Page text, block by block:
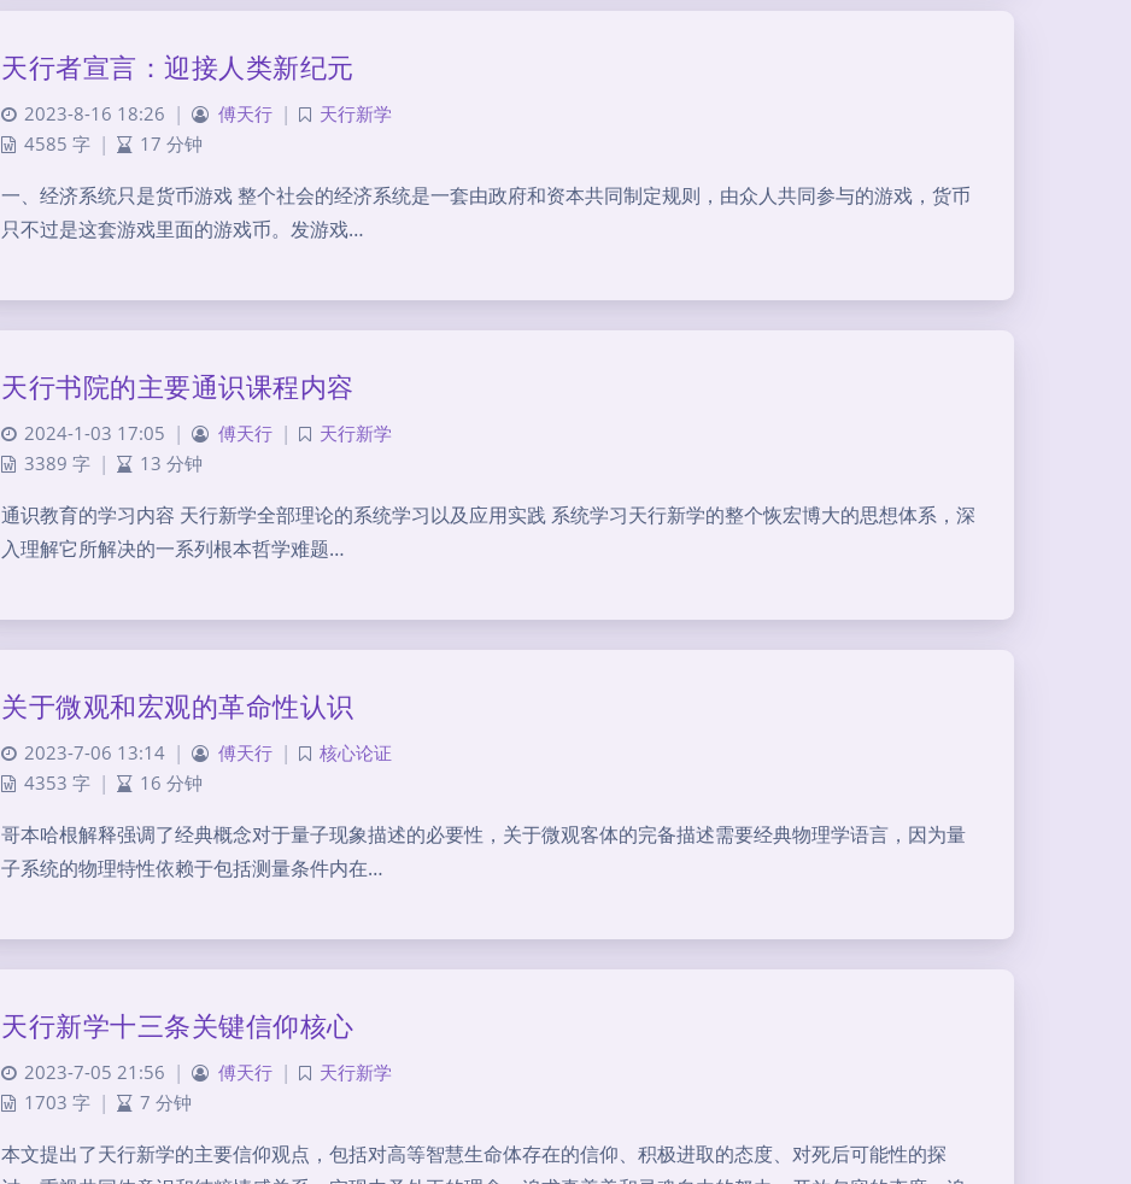
天行者宣言：迎接人类新纪元
2023-8-16 18:26 | 傅天行 |
天行新学
4585 字 | 17 分钟
一、经济系统只是货币游戏 整个社会的经济系统是一套由政府和资本共同制定规则，由众人共同参与的游戏，货币
只不过是这套游戏里面的游戏币。发游戏…
天行书院的主要通识课程内容
2024-1-03 17:05 | 傅天行 |
天行新学
3389 字 | 13 分钟
通识教育的学习内容 天行新学全部理论的系统学习以及应用实践 系统学习天行新学的整个恢宏博大的思想体系，深
入理解它所解决的一系列根本哲学难题…
关于微观和宏观的革命性认识
2023-7-06 13:14 | 傅天行 |
核心论证
4353 字 | 16 分钟
哥本哈根解释强调了经典概念对于量子现象描述的必要性，关于微观客体的完备描述需要经典物理学语言，因为量
子系统的物理特性依赖于包括测量条件内在…
天行新学十三条关键信仰核心
2023-7-05 21:56 | 傅天行 |
天行新学
1703 字 | 7 分钟
本文提出了天行新学的主要信仰观点，包括对高等智慧生命体存在的信仰、积极进取的态度、对死后可能性的探